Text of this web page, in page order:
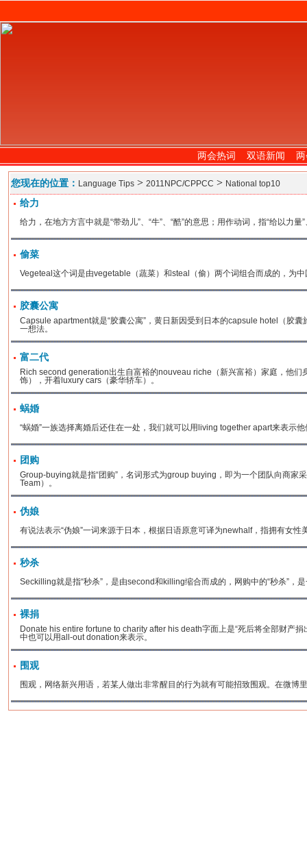
两会热词 双语新闻
您现在的位置： Language Tips> 2011NPC/CPPCC > National top10
给力
给力，在地方方言中就是“带劲儿”、“牛”、“酷”的意思；用作动词，指“给以力量”
偷菜
Vegeteal这个词是由vegetable（蔬菜）和steal（偷）两个词组合而成的，为
胶囊公寓
Capsule apartment就是“胶囊公寓”，黄日新因受到日本的capsule hotel（胶
一想法。
富二代
Rich second generation出生自富裕的nouveau riche（新兴富裕）家庭，他们
饰），开着luxury cars（豪华轿车）。
蜗婚
“蜗婚”一族选择离婚后还住在一处，我们就可以用living together apart来表示
团购
Group-buying就是指“团购”，名词形式为group buying，即为一个团队向商家
Team）。
伪娘
有说法表示“伪娘”一词来源于日本，根据日语原意可译为newhalf，指拥有女性
秒杀
Seckilling就是指“秒杀”，是由second和killing缩合而成的，网购中的“秒杀”，
裸捐
Donate his entire fortune to charity after his death字面上是“死后将全部财产捐
中也可以用all-out donation来表示。
围观
围观，网络新兴用语，若某人做出非常醒目的行为就有可能招致围观。在微博